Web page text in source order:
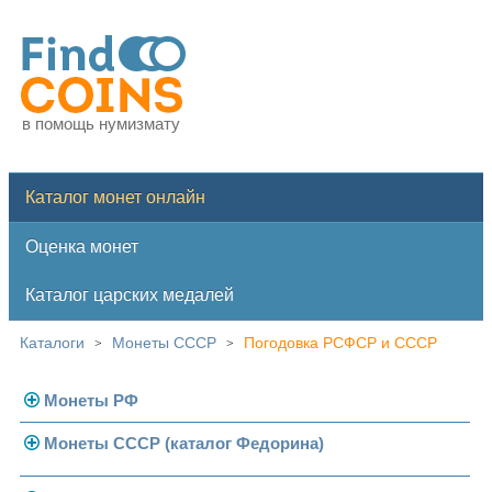
в помощь нумизмату
Каталог монет онлайн
Оценка монет
Каталог царских медалей
Каталоги > Монеты СССР > Погодовка РСФСР и СССР
Монеты РФ
Современная Россия
Монеты СССР (каталог Федорина)